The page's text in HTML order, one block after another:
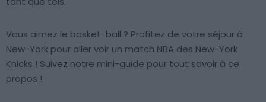
Vous aimez le basket-ball ? Profitez de votre séjour à
New-York pour aller voir un match NBA des New-York
Knicks ! Suivez notre mini-guide pour tout savoir à ce
propos !